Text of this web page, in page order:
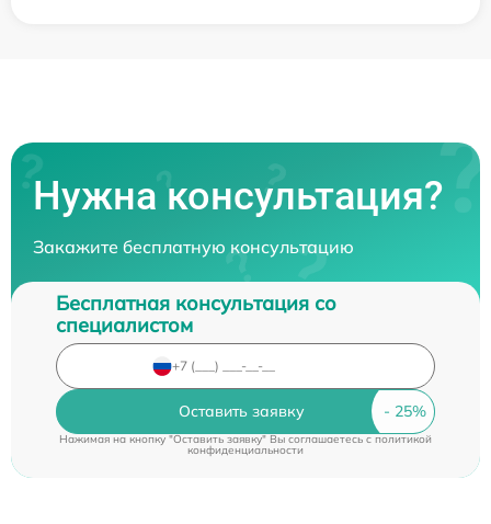
Нужна консультация?
Закажите бесплатную консультацию
Бесплатная консультация со
специалистом
Оставить заявку
Нажимая на кнопку "Оставить заявку" Вы соглашаетесь cполитикой
конфиденциальности